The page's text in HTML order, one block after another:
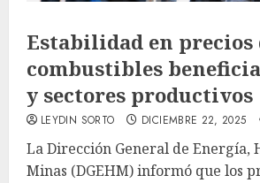
Estabilidad en precios
combustibles
y sectores productivos
LEYDIN SORTO DICIEMBRE 22, 2025
La Dirección General de Energía,
Minas (DGEHM) informó que los